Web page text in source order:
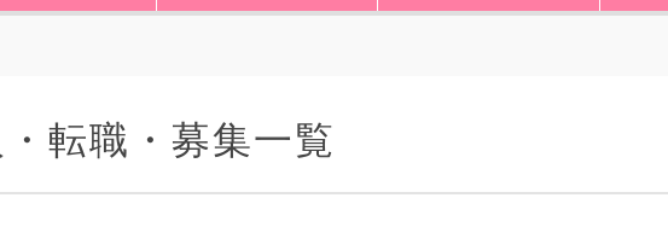
転職・募集一覧